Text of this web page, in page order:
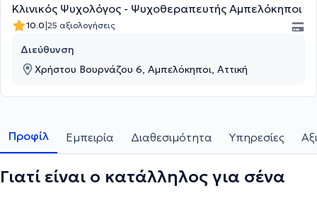
Κλινικός Ψυχολόγος - Ψυχοθεραπευτής Αμπελόκηποι
10.0|25 αξιολογήσεις
Διεύθυνση
Χρήστου Βουρνάζου 6, Αμπελόκηποι, Αττική
Προφίλ Εμπειρία Διαθεσιμότητα Υπηρεσίες
Γιατί είναι ο κατάλληλος για σένα